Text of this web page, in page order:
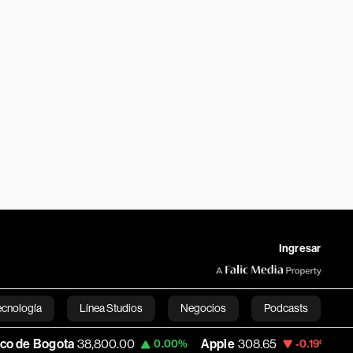
Ingresar
Línea Studios Negocios Podcasts
English
38,800.00 0.00% Apple 308.65 -0.19% USD COP